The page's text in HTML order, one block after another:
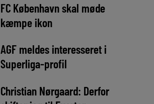
FC København skal møde
kæmpe ikon
AGF meldes interesseret i
Superliga-profil
Christian Nørgaard: Derfor